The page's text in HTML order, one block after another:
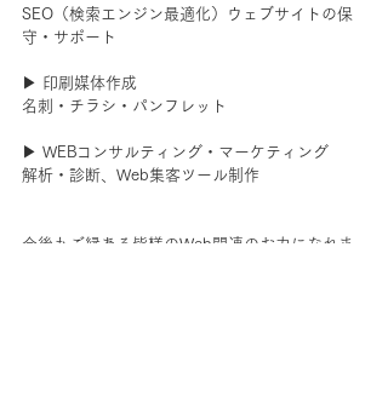
SEO（検索エンジン最適化）ウェブサイトの保
守・サポート
▶ 印刷媒体作成
名刺・チラシ・パンフレット
▶ WEBコンサルティング・マーケティング
解析・診断、Web集客ツール制作
今後もご縁ある皆様のWeb関連のお力になれま